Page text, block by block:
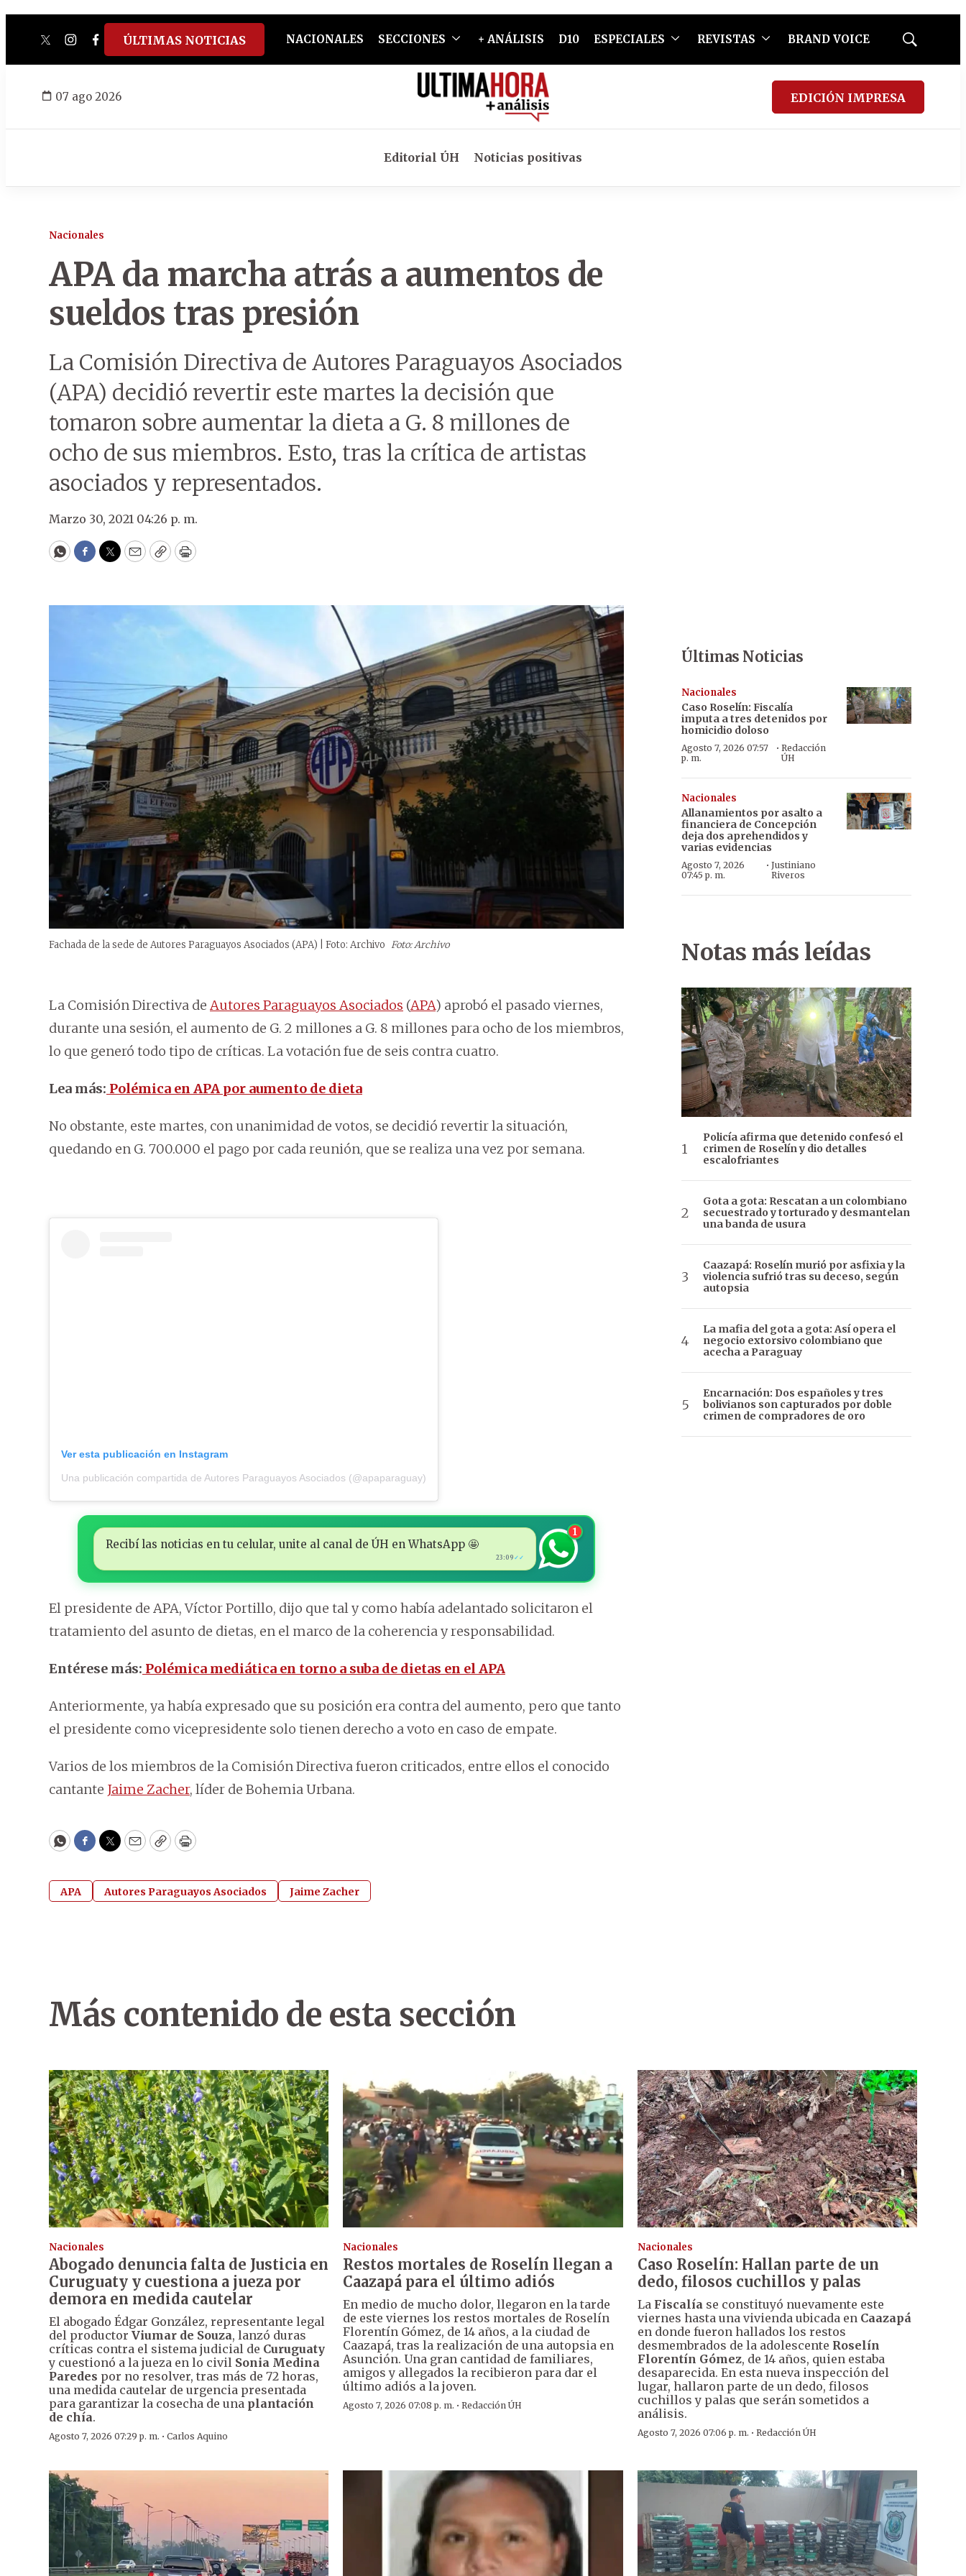
twitterinstagram
facebook
tiktokyoutube
spotify
ÚLTIMAS NOTICIAS NACIONALES SECCIONES + ANÁLISIS D10 ESPECIALES REVISTAS BRAND VOICE
Mostrar
07 ago 2026 EDICIÓN IMPRESA
Editorial ÚH Noticias positivas
Nacionales
APA da marcha atrás a aumentos de
sueldos tras presión
La Comisión Directiva de Autores Paraguayos Asociados
(APA) decidió revertir este martes la decisión que
tomaron sobre aumentar la dieta a G. 8 millones de
ocho de sus miembros. Esto, tras la crítica de artistas
asociados y representados.
Marzo 30, 2021 04:26 p. m.
WhatsApp
Facebook
Twitter
EmailCopyPrint
Fachada de la sede de Autores Paraguayos Asociados (APA) | Foto: Archivo Foto: Archivo
La Comisión Directiva de Autores Paraguayos Asociados (APA) aprobó el pasado viernes,
durante una sesión, el aumento de G. 2 millones a G. 8 millones para ocho de los miembros,
lo que generó todo tipo de críticas. La votación fue de seis contra cuatro.
Lea más: Polémica en APA por aumento de dieta
No obstante, este martes, con unanimidad de votos, se decidió revertir la situación,
quedando en G. 700.000 el pago por cada reunión, que se realiza una vez por semana.
Ver esta publicación en Instagram
Una publicación compartida de Autores Paraguayos Asociados (@apaparaguay)
Recibí las noticias en tu celular, unite al canal de ÚH en WhatsApp 🤩
23:09 ✓✓
1
El presidente de APA, Víctor Portillo, dijo que tal y como había adelantado solicitaron el
tratamiento del asunto de dietas, en el marco de la coherencia y responsabilidad.
Entérese más: Polémica mediática en torno a suba de dietas en el APA
Anteriormente, ya había expresado que su posición era contra del aumento, pero que tanto
el presidente como vicepresidente solo tienen derecho a voto en caso de empate.
Varios de los miembros de la Comisión Directiva fueron criticados, entre ellos el conocido
cantante Jaime Zacher, líder de Bohemia Urbana.
WhatsApp
Facebook
Twitter
EmailCopyPrint
APA Autores Paraguayos Asociados Jaime Zacher
Últimas Noticias
Nacionales
Caso Roselín: Fiscalía
imputa a tres detenidos por
homicidio doloso
Agosto 7, 2026 07:57
p. m.
· Redacción
ÚH
Nacionales
Allanamientos por asalto a
financiera de Concepción
deja dos aprehendidos y
varias evidencias
Agosto 7, 2026
07:45 p. m.
·Justiniano
Riveros
Notas más leídas
Policía afirma que detenido confesó el
crimen de Roselín y dio detalles
escalofriantes
Gota a gota: Rescatan a un colombiano
secuestrado y torturado y desmantelan
una banda de usura
Caazapá: Roselín murió por asfixia y la
violencia sufrió tras su deceso, según
autopsia
La mafia del gota a gota: Así opera el
negocio extorsivo colombiano que
acecha a Paraguay
Encarnación: Dos españoles y tres
bolivianos son capturados por doble
crimen de compradores de oro
Más contenido de esta sección
Nacionales
Abogado denuncia falta de Justicia en
Curuguaty y cuestiona a jueza por
demora en medida cautelar
El abogado Édgar González, representante legal
del productor Viumar de Souza, lanzó duras
críticas contra el sistema judicial de Curuguaty
y cuestionó a la jueza en lo civil Sonia Medina
Paredes por no resolver, tras más de 72 horas,
una medida cautelar de urgencia presentada
para garantizar la cosecha de una plantación
de chía.
Agosto 7, 2026 07:29 p. m. · Carlos Aquino
Nacionales
Restos mortales de Roselín llegan a
Caazapá para el último adiós
En medio de mucho dolor, llegaron en la tarde
de este viernes los restos mortales de Roselín
Florentín Gómez, de 14 años, a la ciudad de
Caazapá, tras la realización de una autopsia en
Asunción. Una gran cantidad de familiares,
amigos y allegados la recibieron para dar el
último adiós a la joven.
Agosto 7, 2026 07:08 p. m. ·Redacción ÚH
Nacionales
Caso Roselín: Hallan parte de un
dedo, filosos cuchillos y palas
La Fiscalíase constituyó nuevamente este
viernes hasta una vivienda ubicada en Caazapá
en donde fueron hallados los restos
desmembrados de la adolescente Roselín
Florentín Gómez, de 14 años, quien estaba
desaparecida. En esta nueva inspección del
lugar, hallaron parte de un dedo, filosos
cuchillos y palas que serán sometidos a
análisis.
Agosto 7, 2026 07:06 p. m. · Redacción ÚH